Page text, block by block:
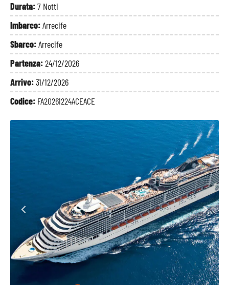
Durata:7 Notti
Imbarco:Arrecife
Sbarco:Arrecife
Partenza:24/12/2026
Arrivo:31/12/2026
Codice: FA20261224ACEACE